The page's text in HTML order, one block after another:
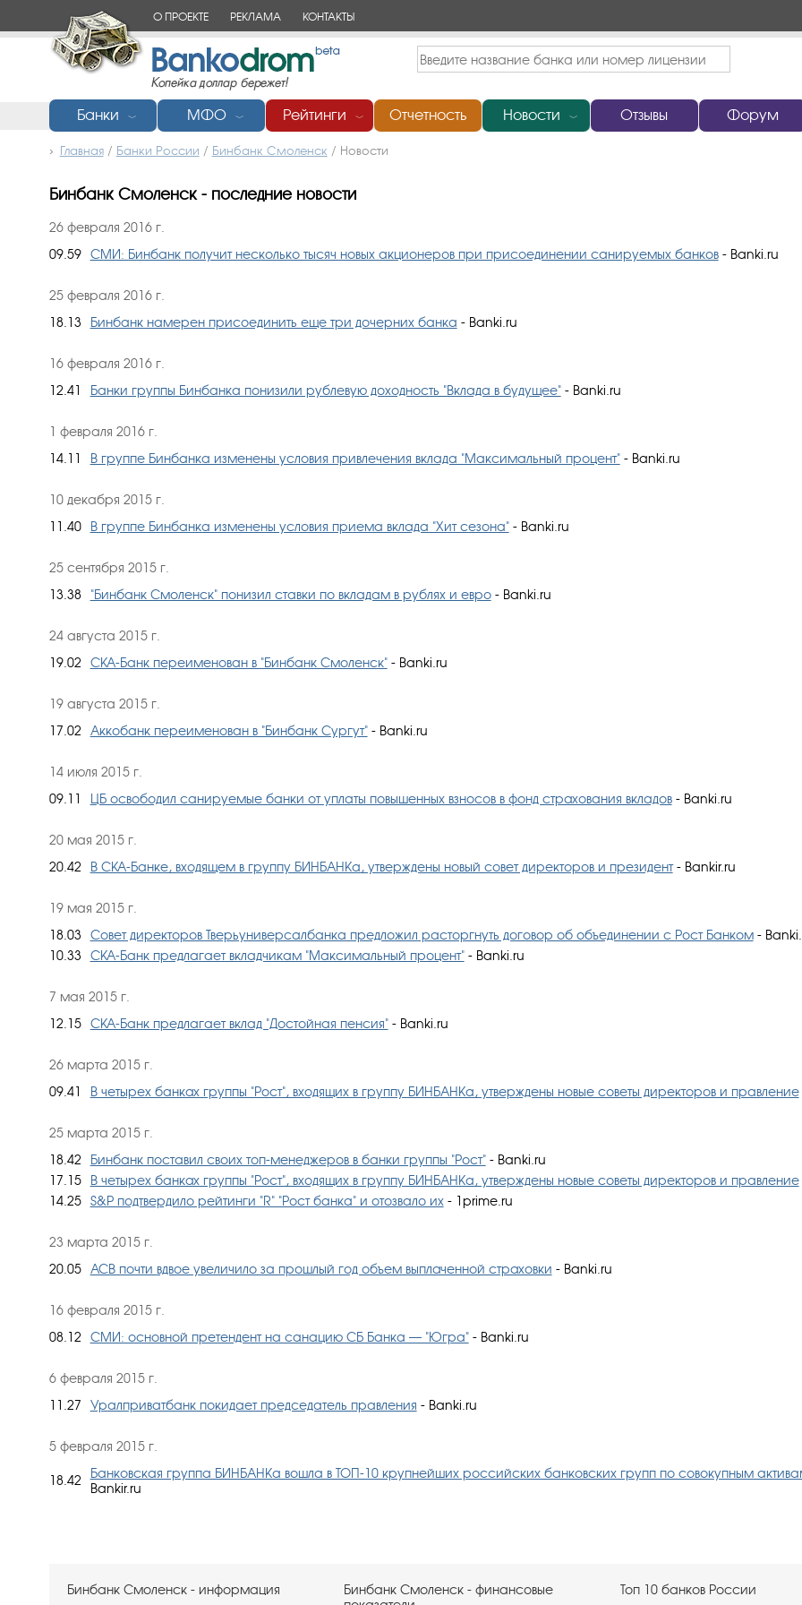
О ПРОЕКТЕ РЕКЛАМА КОНТАКТЫ
Банки ﹀ МФО ﹀ Рейтинги ﹀ Отчетность Новости ﹀ Отзывы Форум
Главная/ Банки России / Бинбанк Смоленск / Новости
Бинбанк Смоленск - последние новости
26 февраля 2016 г.
09.59
СМИ: Бинбанк получит несколько тысяч новых акционеров при присоединении санируемых банков- Banki.ru
25 февраля 2016 г.
18.13
Бинбанк намерен присоединить еще три дочерних банка - Banki.ru
16 февраля 2016 г.
12.41
Банки группы Бинбанка понизили рублевую доходность "Вклада в будущее"- Banki.ru
1 февраля 2016 г.
14.11
В группе Бинбанка изменены условия привлечения вклада "Максимальный процент"- Banki.ru
10 декабря 2015 г.
11.40
В группе Бинбанка изменены условия приема вклада "Хит сезона"- Banki.ru
25 сентября 2015 г.
13.38
"Бинбанк Смоленск" понизил ставки по вкладам в рублях и евро- Banki.ru
24 августа 2015 г.
19.02
СКА-Банк переименован в "Бинбанк Смоленск"- Banki.ru
19 августа 2015 г.
17.02
Аккобанк переименован в "Бинбанк Сургут"- Banki.ru
14 июля 2015 г.
09.11
ЦБ освободил санируемые банки от уплаты повышенных взносов в фонд страхования вкладов- Banki.ru
20 мая 2015 г.
20.42
В СКА-Банке, входящем в группу БИНБАНКа, утверждены новый совет директоров и президент- Bankir.ru
19 мая 2015 г.
18.03
Совет директоров Тверьуниверсалбанка предложил расторгнуть договор об объединении с Рост Банком-
10.33
СКА-Банк предлагает вкладчикам "Максимальный процент"- Banki.ru
7 мая 2015 г.
12.15
СКА-Банк предлагает вклад "Достойная пенсия"- Banki.ru
26 марта 2015 г.
09.41
В четырех банках группы "Рост", входящих в группу БИНБАНКа, утверждены новые советы директоров и правление
25 марта 2015 г.
18.42
Бинбанк поставил своих топ-менеджеров в банки группы "Рост"- Banki.ru
17.15
В четырех банках группы "Рост", входящих в группу БИНБАНКа, утверждены новые советы директоров и правление
14.25
S&P подтвердило рейтинги "R" "Рост банка" и отозвало их- 1prime.ru
23 марта 2015 г.
20.05
АСВ почти вдвое увеличило за прошлый год объем выплаченной страховки - Banki.ru
16 февраля 2015 г.
08.12
СМИ: основной претендент на санацию СБ Банка — "Югра"- Banki.ru
6 февраля 2015 г.
11.27
Уралприватбанк покидает председатель правления - Banki.ru
5 февраля 2015 г.
18.42 Банковская группа БИНБАНКа вошла в ТОП-10 крупнейших российских банковских групп по совокупным
Bankir.ru
Бинбанк Смоленск - информация
Бинбанк Смоленск - финансовые
Топ 10 банков России